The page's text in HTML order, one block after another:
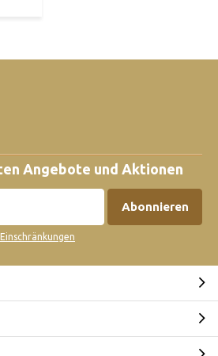
Angebote und Aktionen
Abonnieren